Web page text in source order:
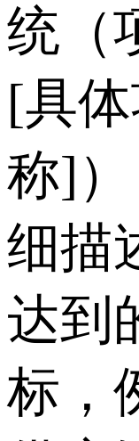
统（
[具
称]
细描
达到
标，